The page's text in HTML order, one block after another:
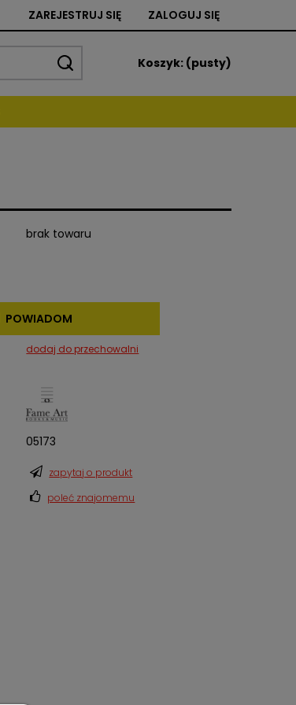
ZAREJESTRUJ SIĘ ZALOGUJ SIĘ
Koszyk: (pusty)
brak towaru
POWIADOM
dodaj do przechowalni
05173
zapytaj o produkt
poleć znajomemu